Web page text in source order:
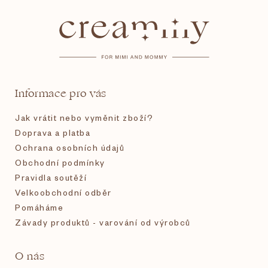
Informace pro vás
Jak vrátit nebo vyměnit zboží?
Doprava a platba
Ochrana osobních údajů
Obchodní podmínky
Pravidla soutěží
Velkoobchodní odběr
Pomáháme
Závady produktů - varování od výrobců
O nás